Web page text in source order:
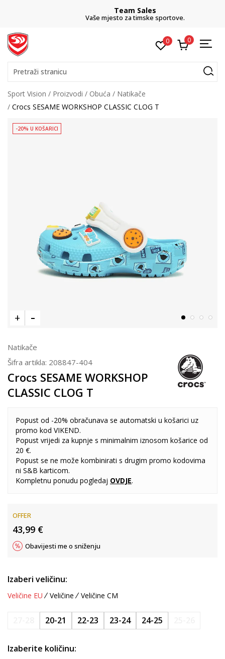
Team Sales
Vaše mjesto za timske sportove.
0 0
Pretraži stranicu
Sport Vision Proizvodi Obuća
Natikače
Crocs SESAME WORKSHOP CLASSIC CLOG T
-20% U KOŠARICI
Natikače
Šifra artikla: 208847-404
Crocs SESAME WORKSHOP
CLASSIC CLOG T
Popust od -20% obračunava se automatski u košarici uz
promo kod VIKEND.
Popust vrijedi za kupnje s minimalnim iznosom košarice od
20 €.
Popust se ne može kombinirati s drugim promo kodovima
ni S&B karticom.
Kompletnu ponudu pogledaj OVDJE.
OFFER
43,99 €
Obavijesti me o sniženju
Izaberi veličinu:
Veličine EU Veličine Veličine CM
20-21 22-23 23-24 24-25
Izaberite količinu: